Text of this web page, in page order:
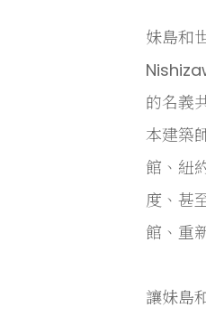
妹島和
的名義
本建築
館、紐
度、甚
館、重
讓妹島